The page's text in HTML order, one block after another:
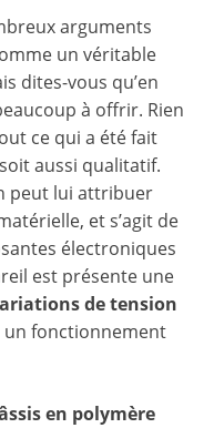
arguments
un véritable
dites-vous qu’en
à offrir. Rien
ce qui a été fait
aussi qualitatif.
peut lui attribuer
et s’agit de
électroniques
est présente une
de tension
un fonctionnement
en polymère